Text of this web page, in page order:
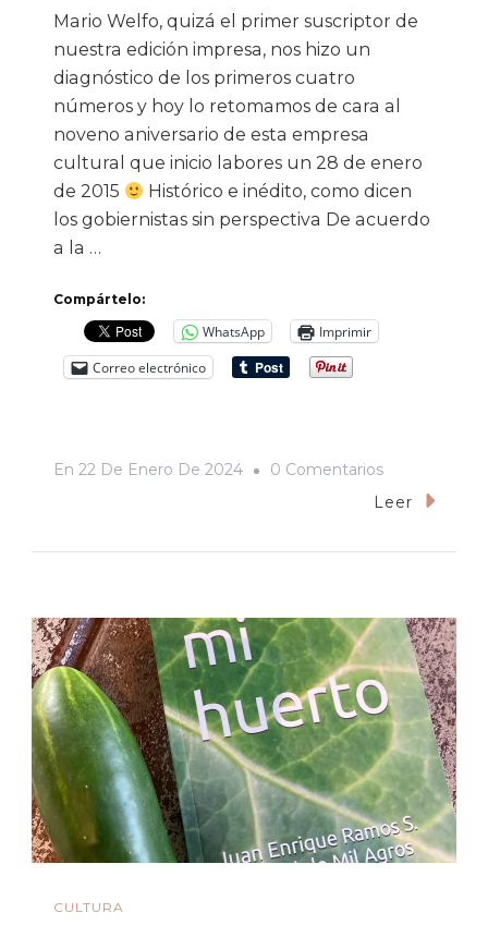
Mario Welfo, quizá el primer suscriptor de
nuestra edición impresa, nos hizo un
diagnóstico de los primeros cuatro
números y hoy lo retomamos de cara al
noveno aniversario de esta empresa
cultural que inicio labores un 28 de enero
de 2015
Histórico e inédito, como dicen
los gobiernistas sin perspectiva De acuerdo
a la …
Compártelo:
WhatsApp
Imprimir
Correo electrónico
En 22 De Enero De 2024 0 ComentariosEn
Lo
Nos
Enseña
Leer
CULTURA